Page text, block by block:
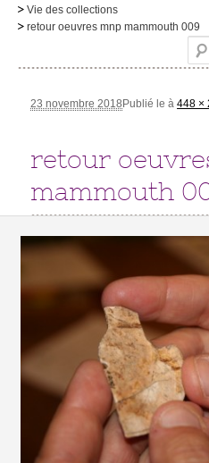
Le musée
Vie des collections
retour oeuvres mnp mammouth 009
retour
mammouth
Publié le
23 novembre 2018 à448 ×